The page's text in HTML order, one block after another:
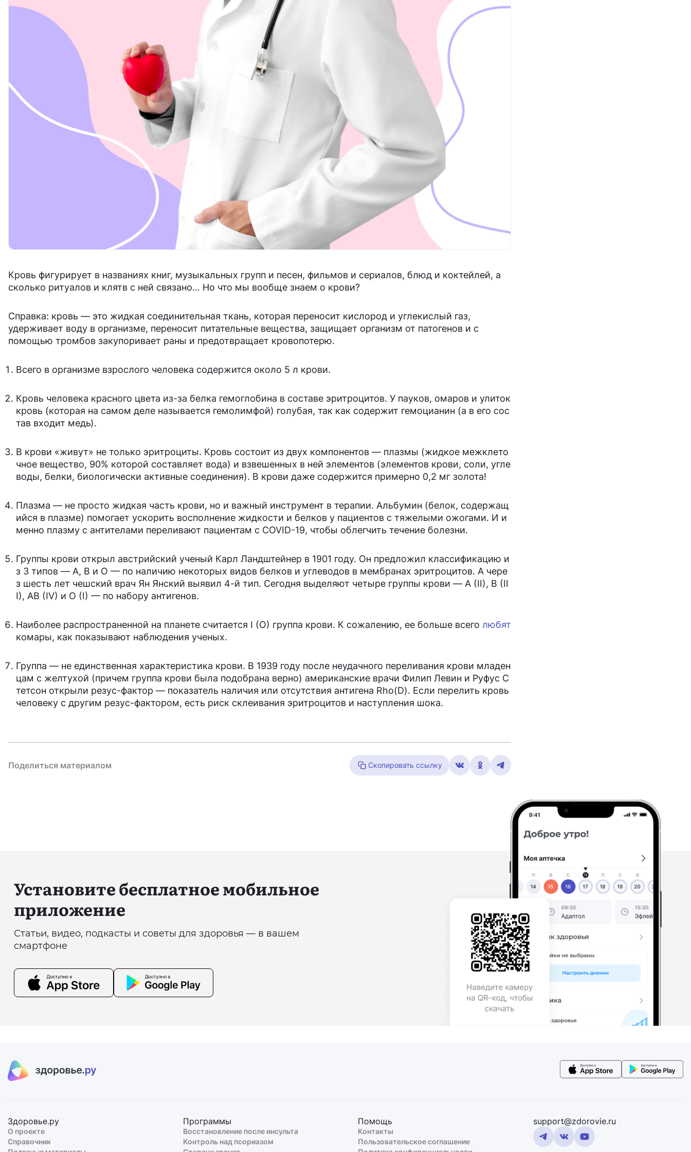
Кровь фигурирует в названиях книг, музыкальных групп и песен, фильмов и сериалов, блюд и коктейлей, а
сколько ритуалов и клятв с ней связано… Но что мы вообще знаем о крови?
Справка: кровь — это жидкая соединительная ткань, которая переносит кислород и углекислый газ,
удерживает воду в организме, переносит питательные вещества, защищает организм от патогенов и с
помощью тромбов закупоривает раны и предотвращает кровопотерю.
Всего в организме взрослого человека содержится около 5 л крови.
Кровь человека красного цвета из-за белка гемоглобина в составе эритроцитов. У пауков, омаров и улиток
кровь (которая на самом деле называется гемолимфой) голубая, так как содержит гемоцианин (а в его сос
тав входит медь).
В крови «живут» не только эритроциты. Кровь состоит из двух компонентов — плазмы (жидкое межклето
чное вещество, 90% которой составляет вода) и взвешенных в ней элементов (элементов крови, соли, угле
воды, белки, биологически активные соединения). В крови даже содержится примерно 0,2 мг золота!
Плазма — не просто жидкая часть крови, но и важный инструмент в терапии. Альбумин (белок, содержащ
ийся в плазме) помогает ускорить восполнение жидкости и белков у пациентов с тяжелыми ожогами. И и
менно плазму с антителами переливают пациентам с COVID-19, чтобы облегчить течение болезни.
Группы крови открыл австрийский ученый Карл Ландштейнер в 1901 году. Он предложил классификацию и
з 3 типов — A, B и O — по наличию некоторых видов белков и углеводов в мембранах эритроцитов. А чере
з шесть лет чешский врач Ян Янский выявил 4-й тип. Сегодня выделяют четыре группы крови — A (II), B (II
I), AB (IV) и O (I) — по набору антигенов.
Наиболее распространенной на планете считается I (O) группа крови. К сожалению, ее больше всего любят
комары, как показывают наблюдения ученых.
Группа — не единственная характеристика крови. В 1939 году после неудачного переливания крови младен
цам с желтухой (причем группа крови была подобрана верно) американские врачи Филип Левин и Руфус С
тетсон открыли резус-фактор — показатель наличия или отсутствия антигена Rho(D). Если перелить кровь
человеку с другим резус-фактором, есть риск склеивания эритроцитов и наступления шока.
Поделиться материалом Скопировать ссылку
Установите бесплатное мобильное
приложение
Статьи, видео, подкасты и советы для здоровья — в вашем
смартфоне
Здоровье.ру
О проекте
Справочник
Программы
Восстановление после инсульта
Контроль над псориазом
Помощь
Контакты
Пользовательское соглашение
support@zdorovie.ru